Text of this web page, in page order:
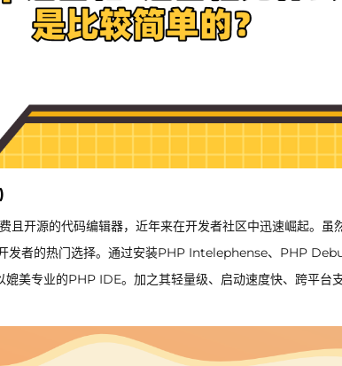
开源的代码编辑器，近年来在开发者社区中迅速崛起。虽
发者的热门选择。通过安装PHP Intelephense、PHP
美专业的PHP IDE。加之其轻量级、启动速度快、跨平台